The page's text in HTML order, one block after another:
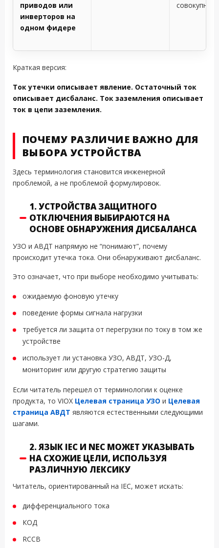
приводов или
инверторов на
одном фидере
Краткая версия:
Ток утечки описывает явление. Остаточный ток
описывает дисбаланс. Ток заземления описывает
ток в цепи заземления.
ПОЧЕМУ РАЗЛИЧИЕ ВАЖНО ДЛЯ
ВЫБОРА УСТРОЙСТВА
Здесь терминология становится инженерной
проблемой, а не проблемой формулировок.
1. УСТРОЙСТВА ЗАЩИТНОГО
ОТКЛЮЧЕНИЯ ВЫБИРАЮТСЯ НА
ОСНОВЕ ОБНАРУЖЕНИЯ ДИСБАЛАНСА
УЗО и АВДТ напрямую не “понимают”, почему
происходит утечка тока. Они обнаруживают дисбаланс.
Это означает, что при выборе необходимо учитывать:
ожидаемую фоновую утечку
поведение формы сигнала нагрузки
требуется ли защита от перегрузки по току в том же
устройстве
использует ли установка УЗО, АВДТ, УЗО-Д,
мониторинг или другую стратегию защиты
Если читатель перешел от терминологии к оценке
продукта, то VIOX Целевая страница УЗО и Целевая
страница АВДТ являются естественными следующими
шагами.
2. ЯЗЫК IEC И NEC МОЖЕТ УКАЗЫВАТЬ
НА СХОЖИЕ ЦЕЛИ, ИСПОЛЬЗУЯ
РАЗЛИЧНУЮ ЛЕКСИКУ
Читатель, ориентированный на IEC, может искать:
дифференциального тока
КОД
RCCB